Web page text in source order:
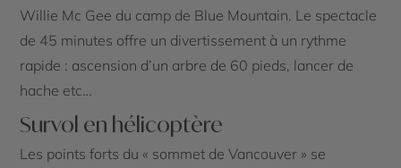
Willie Mc Gee du camp de Blue Mountain. Le spectacle
de 45 minutes offre un divertissement à un rythme
rapide : ascension d’un arbre de 60 pieds, lancer de
hache etc…
Survol en hélicoptère
Les points forts du « sommet de Vancouver » se